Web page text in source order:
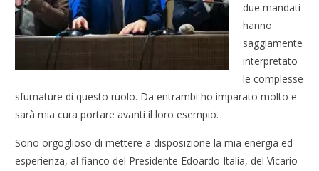
due mandati
hanno
saggiamente
interpretato
le complesse
sfumature di questo ruolo. Da entrambi ho imparato molto e
sarà mia cura portare avanti il loro esempio.
Sono orgoglioso di mettere a disposizione la mia energia ed
esperienza, al fianco del Presidente Edoardo Italia, del Vicario